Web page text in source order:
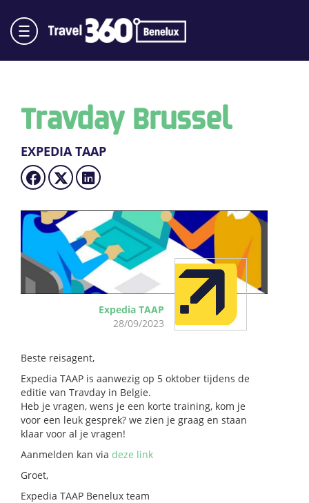
Travday Brussel
EXPEDIA TAAP
Expedia TAAP
28/09/2023
Beste reisagent,
Expedia TAAP is aanwezig op 5 oktober tijdens de
editie van Travday in Belgie.
Heb je vragen, wens je een korte training, kom je
voor een leuk gesprek? we zien je graag en staan
klaar voor al je vragen!
Aanmelden kan via deze link
Groet,
Expedia TAAP Benelux team